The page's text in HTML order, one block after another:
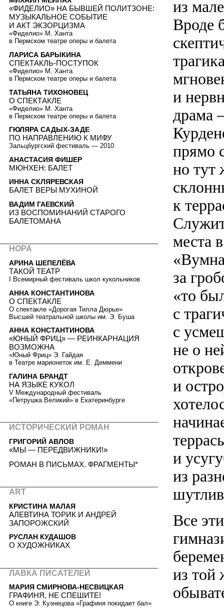
из
Вроде
и
драма
прямо
но тут
к
места
за
«то
с
с
не о
и
и
из
Все
из той
«ФИДЕЛИО» НА БЫВШЕЙ ПОЛИТЗОНЕ:
МУЗЫКАЛЬНОЕ СОБЫТИЕ
И АКТ ЭКЗОРЦИЗМА
«Фиделио» М. Ханта
в Пермском театре оперы и балета
ЛАРИСА БАРЫКИНА
СПЕКТАКЛЬ-ПОСТУПОК
«Фиделио» М. Ханта
в Пермском театре оперы и балета
ТАТЬЯНА ТИХОНОВЕЦ
О СПЕКТАКЛЕ
«Фиделио» М. Ханта
в Пермском театре оперы и балета
ГЮЛЯРА САДЫХ-ЗАДЕ
ПО НАПРАВЛЕНИЮ К МИФУ
Зальцбургский фестиваль — 2010
АНАСТАСИЯ ФИШЕР
МЮНХЕН: БАЛЕТ
ИННА СКЛЯРЕВСКАЯ
БАЛЕТ ВЕРЫ МУХИНОЙ
ВАДИМ ГАЕВСКИЙ
ИЗ ВОСПОМИНАНИЙ СТАРОГО
БАЛЕТОМАНА
НОРА
АРИНА ШЕПЕЛЁВА
ТАКОЙ ТЕАТР
I Всемирный фестиваль школ кукольников
АННА КОНСТАНТИНОВА
О СПЕКТАКЛЕ
О спектакле «Дорогая Тилла Дюрье»
Высшей театральной школы им. Э. Буша
АННА КОНСТАНТИНОВА
«ЮНЫЙ ФРИЦ» — РЕИНКАРНАЦИЯ
ВОЗМОЖНА
«Юный Фриц» Э. Гайдая
в Театре марионеток им. Е. Деммени
ГАЛИНА БРАНДТ
НА ЯЗЫКЕ КУКОЛ
V Международный фестиваль
«Петрушка Великий» в Екатеринбурге
ИСТОРИЧЕСКИЙ РОМАН
ГРИГОРИЙ АВЛОВ
«МЫ — ПЕРЕДВИЖНИКИ!»
РОМАН В ПИСЬМАХ. ФРАГМЕНТЫ*
ART
КРИСТИНА МАЛАЯ
АЛЕВТИНА ТОРИК И АНДРЕЙ
ЗАПОРОЖСКИЙ
РУСЛАН КУДАШОВ
О ХУДОЖНИКАХ
ЛАВКА ПИСАТЕЛЕЙ
МАРИЯ СМИРНОВА-НЕСВИЦКАЯ
ГРАФИНЯ, НЕ СПЕШИТЕ!
О книге Э. Кузнецова «Графиня покидает бал»